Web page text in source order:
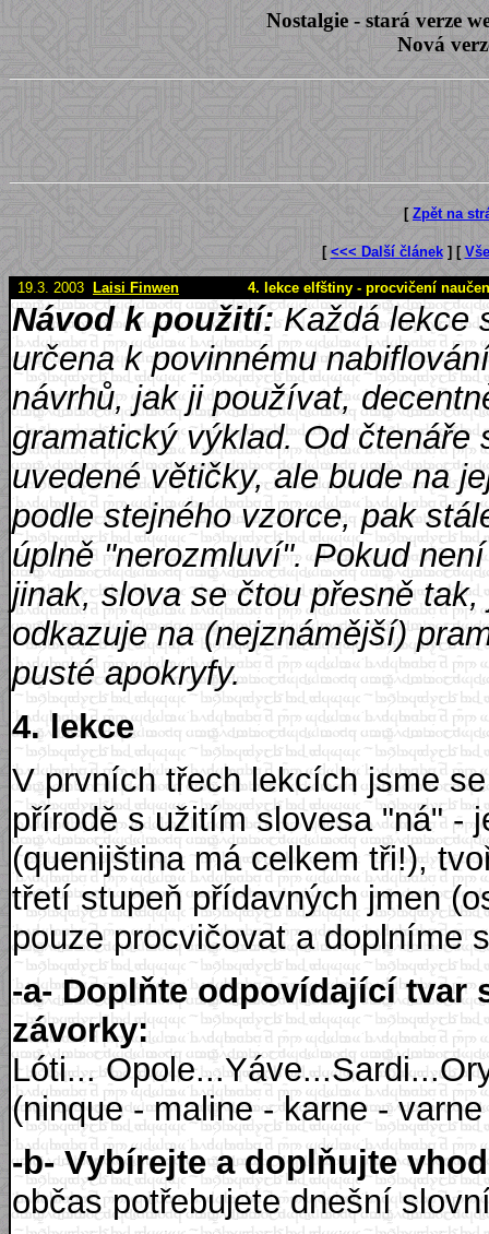
Nostalgie - stará verze
Nová
[ Zpět na
[ <<< Další článek] [
19.3. 2003 Laisi Finwen 4. lekce elfštiny - procvičení
Návod k použití:Každá lekce
určena k povinnému
návrhů, jak ji používat,
gramatický výklad. Od
uvedené větičky, ale bude na
podle stejného vzorce, pak
úplně "nerozmluví". Pokud
jinak, slova se čtou přesně
odkazuje na (nejznámější)
pusté apokryfy.
4. lekce
V prvních třech lekcích jsme
přírodě s užitím slovesa "ná" -
(quenijština má celkem tři!),
třetí stupeň přídavných jmen
pouze procvičovat a doplníme
-a- Doplňte odpovídající tvar
závorky:
Lóti...
(ninque - maline - karne -
-b- Vybírejte a doplňujte
občas potřebujete dnešní